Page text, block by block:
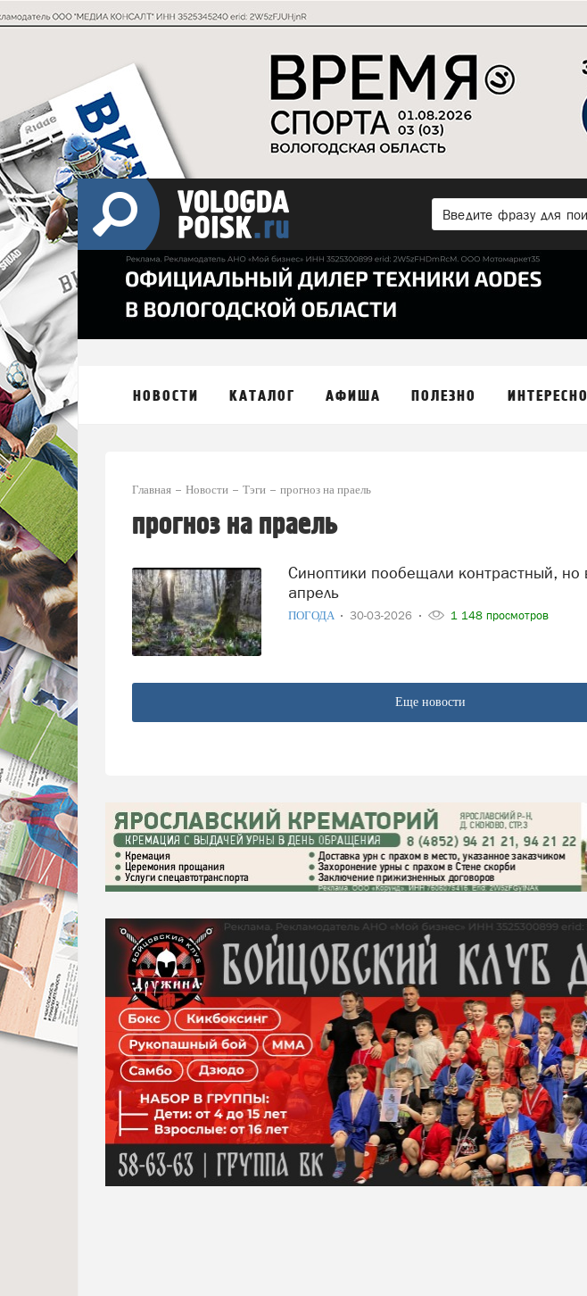
НОВОСТИ КАТАЛОГ АФИША ПОЛЕЗНО ИНТЕРЕСНО
Главная Новости Тэги прогноз на праель
прогноз на праель
Синоптики пообещали контрастный, но в целом теплый
апрель
ПОГОДА 30-03-2026 1 148 просмотров
Еще новости